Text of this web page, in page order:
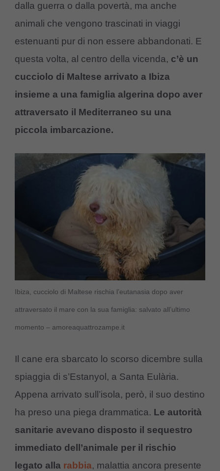
dalla guerra o dalla povertà, ma anche
animali che vengono trascinati in viaggi
estenuanti pur di non essere abbandonati. E
questa volta, al centro della vicenda, c’è un
cucciolo di Maltese arrivato a Ibiza
insieme a una famiglia algerina dopo aver
attraversato il Mediterraneo su una
piccola imbarcazione.
Ibiza, cucciolo di Maltese rischia l’eutanasia dopo aver
attraversato il mare con la sua famiglia: salvato all’ultimo
momento – amoreaquattrozampe.it
Il cane era sbarcato lo scorso dicembre sulla
spiaggia di s’Estanyol, a Santa Eulària.
Appena arrivato sull’isola, però, il suo destino
ha preso una piega drammatica. Le autorità
sanitarie avevano disposto il sequestro
immediato dell’animale per il rischio
legato alla rabbia, malattia ancora presente